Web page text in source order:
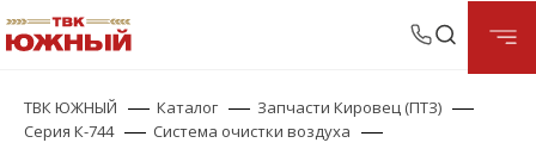
ТВК ЮЖНЫЙ Каталог
Запчасти Кировец (ПТЗ)
Серия К-744
Система очистки воздуха